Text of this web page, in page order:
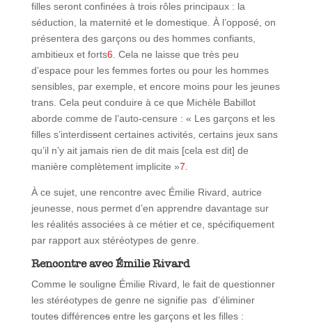
filles seront confinées à trois rôles principaux : la
séduction, la maternité et le domestique. À l’opposé, on
présentera des garçons ou des hommes confiants,
ambitieux et forts6. Cela ne laisse que très peu
d’espace pour les femmes fortes ou pour les hommes
sensibles, par exemple, et encore moins pour les jeunes
trans. Cela peut conduire à ce que Michèle Babillot
aborde comme de l’auto-censure : « Les garçons et les
filles s’interdissent certaines activités, certains jeux sans
qu’il n’y ait jamais rien de dit mais [cela est dit] de
manière complètement implicite »7
À ce sujet, une rencontre avec Émilie Rivard, autrice
jeunesse, nous permet d’en apprendre davantage sur
les réalités associées à ce métier et ce, spécifiquement
par rapport aux stéréotypes de genre.
Rencontre avec Émilie Rivard
Comme le souligne Émilie Rivard, le fait de questionner
les stéréotypes de genre ne signifie pas d’éliminer
toutesdifférencesentre les garçons et les filles :